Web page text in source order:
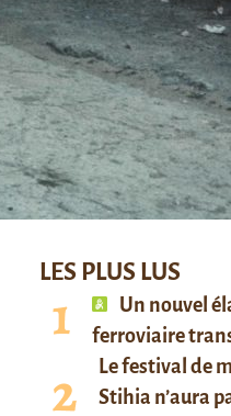
LES PLUS LUS
Un nouvel
ferroviaire
Le festival de
Stihia n’aura